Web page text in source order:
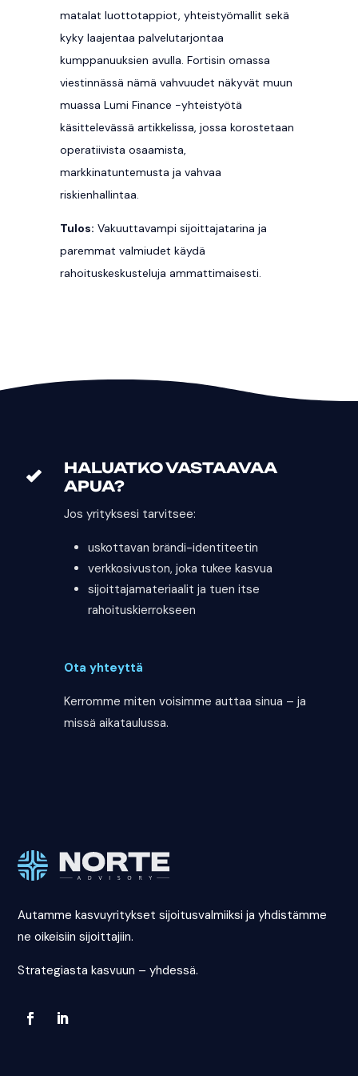
matalat luottotappiot, yhteistyömallit sekä
kyky laajentaa palvelutarjontaa
kumppanuuksien avulla. Fortisin omassa
viestinnässä nämä vahvuudet näkyvät muun
muassa Lumi Finance -yhteistyötä
käsittelevässä artikkelissa, jossa korostetaan
operatiivista osaamista,
markkinatuntemusta ja vahvaa
riskienhallintaa.
Tulos: Vakuuttavampi sijoittajatarina ja
paremmat valmiudet käydä
rahoituskeskusteluja ammattimaisesti.
HALUATKO VASTAAVAA
APUA?
Jos yrityksesi tarvitsee:
uskottavan brändi-identiteetin
verkkosivuston, joka tukee kasvua
sijoittajamateriaalit ja tuen itse
rahoituskierrokseen
Ota yhteyttä
Kerromme miten voisimme auttaa sinua – ja
missä aikataulussa.
Autamme kasvuyritykset sijoitusvalmiiksi ja yhdistämme
ne oikeisiin sijoittajiin.
Strategiasta kasvuun – yhdessä.